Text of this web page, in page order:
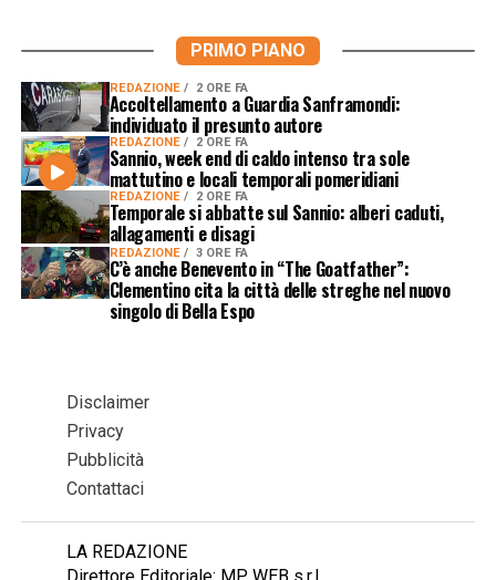
PRIMO PIANO
REDAZIONE 2 ORE FA
Accoltellamento a Guardia Sanframondi:
individuato il presunto autore
REDAZIONE 2 ORE FA
Sannio, week end di caldo intenso tra sole
mattutino e locali temporali pomeridiani
REDAZIONE 2 ORE FA
Temporale si abbatte sul Sannio: alberi caduti,
allagamenti e disagi
REDAZIONE 3 ORE FA
C’è anche Benevento in “The Goatfather”:
Clementino cita la città delle streghe nel nuovo
singolo di Bella Espo
Disclaimer
Privacy
Pubblicità
Contattaci
LA REDAZIONE
Direttore Editoriale: MP WEB s.r.l.